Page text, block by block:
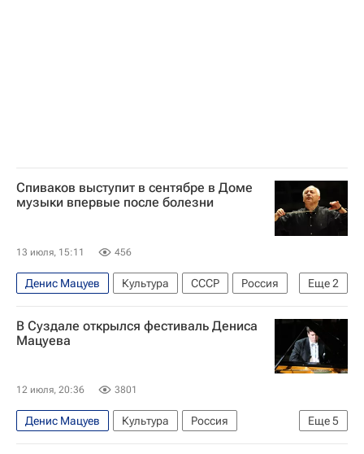
Спиваков выступит в сентябре в Доме
музыки впервые после болезни
13 июля, 15:11 456
Еще2
Денис Мацуев Культура СССР
Россия
Иркутск
Владимир Спиваков
В Суздале открылся фестиваль Дениса
Мацуева
12 июля, 20:36 3801
Еще5
Денис Мацуев Культура
Россия
Республика Татарстан (Татарстан)